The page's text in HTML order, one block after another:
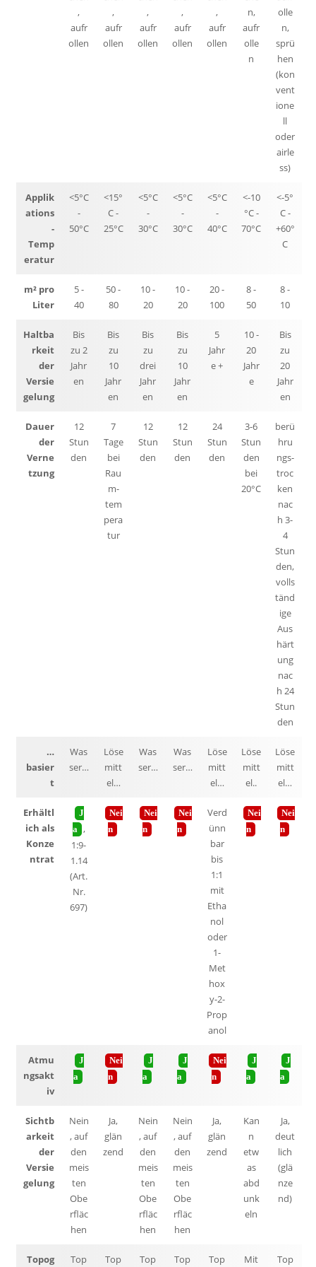
,
aufr
ollen
,
aufr
ollen
,
aufr
ollen
,
aufr
ollen
,
aufr
ollen
n,
aufr
olle
n
olle
n,
sprü
hen
(kon
vent
ione
ll
oder
airle
ss)
Applik
ations
-
Temp
eratur
<5°C
-
50°C
<15°
C -
25°C
<5°C
-
30°C
<5°C
-
30°C
<5°C
-
40°C
<-10
°C -
70°C
<-5°
C -
+60°
C
m² pro
Liter
5 -
40
50 -
80
10 -
20
10 -
20
20 -
100
8 -
50
8 -
10
Haltba
rkeit
der
Versie
gelung
Bis
zu 2
Jahr
en
Bis
zu
10
Jahr
en
Bis
zu
drei
Jahr
en
Bis
zu
10
Jahr
en
5
Jahr
e +
10 -
20
Jahr
e
Bis
zu
20
Jahr
en
Dauer
der
Verne
tzung
12
Stun
den
7
Tage
bei
Rau
m-
tem
pera
tur
12
Stun
den
12
Stun
den
24
Stun
den
3-6
Stun
den
bei
20°C
berü
hru
ngs-
troc
ken
nac
h 3-
4
Stun
den,
volls
tänd
ige
Aus
härt
ung
nac
h 24
Stun
den
…
basier
t
Was
ser…
Löse
mitt
el…
Was
ser…
Was
ser…
Löse
mitt
el…
Löse
mitt
el..
Löse
mitt
el…
Erhältl
ich als
Konze
ntrat
J
a
,
1:9-
1.14
(Art.
Nr.
697)
Nei
n
Nei
n
Nei
n
Verd
ünn
bar
bis
1:1
mit
Etha
nol
oder
1-
Met
hox
y-2-
Prop
anol
Nei
n
Nei
n
Atmu
ngsakt
iv
J
a
Nei
n
J
a
J
a
Nei
n
J
a
J
a
Sichtb
arkeit
der
Versie
gelung
Nein
, auf
den
meis
ten
Obe
rfläc
hen
Ja,
glän
zend
Nein
, auf
den
meis
ten
Obe
rfläc
hen
Nein
, auf
den
meis
ten
Obe
rfläc
hen
Ja,
glän
zend
Kan
n
etw
as
abd
unk
eln
Ja,
deut
lich
(glä
nze
nd)
Topog Top Top Top Top Top Mit Top